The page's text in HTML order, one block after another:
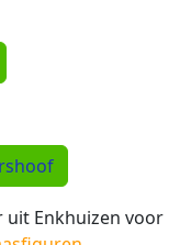
Enkhuizen voor